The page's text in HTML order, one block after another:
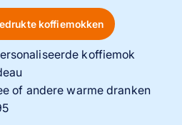
koffiemok
of andere warme dranken
koffiemokken